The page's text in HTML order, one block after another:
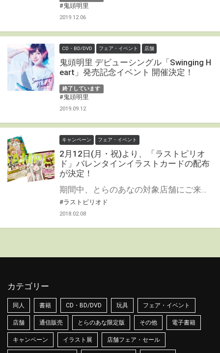
#鬼頭明里
2019.12.06
CD・BD/DVD フェア・イベント 店舗
鬼頭明里 デビューシングル「Swinging H
eart」発売記念イベント 開催決定！
終了しています
#鬼頭明里
2019.09.12
キャンペーン フェア・イベント
2月12日(月・祝)より、「ラストピリオ
ド」バレンタインイラストカードの配布
が決定！
期間中、とらのあなの対象店舗にご来店いただいたお客様に、 1会計につき1枚、「ラストピリオド」バレンタインイラストカードをプレゼント！ ぜひゲットして下さいね！！
#ラストピリオド
2018.02.08
カテゴリー
同人 書籍 CD・BD/DVD 玩具 フェア・イベント
店舗 通信販売 とらのあな限定版 その他 電子書籍
キャンペーン イラスト展 店舗フェア・セール